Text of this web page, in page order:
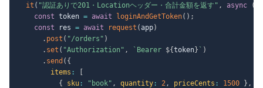
it ( "認証ありで201・Locationヘッダー・合計金額を返す" , async (
const token = await loginAndGetToken( ) ;
const res = await request (app)
. post ( "/orders" )
. set ( "Authorization" , ` Bearer ${token} ` )
. send ( {
items :
{
sku : "book" , quantity : 2, priceCents : 1500 } ,